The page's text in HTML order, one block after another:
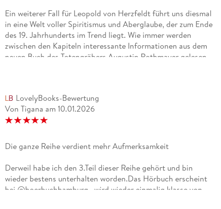
Ein weiterer Fall für Leopold von Herzfeldt führt uns diesmal
in eine Welt voller Spiritismus und Aberglaube, der zum Ende
des 19. Jahrhunderts im Trend liegt. Wie immer werden
zwischen den Kapiteln interessante Informationen aus dem
neuen Buch des Totengräbers Augustin Rothmayer gelesen,
immer seiner Zeit voraus, was Ermittlungsmethoden angeht.
Viele Orte kennt man von eigenen Besuchen in Wien. Das
Wiener Schmäh bringt der Sprecher genial rüber und es
beteiligten. Der Leopold hat es als Piefke auch nicht leicht
mit den Kollegen und seine Beziehung läuft eher schlecht als
recht. Besonders ist in diesem Fall, dass sogar eine berühmte
Persönlichkeit mit von der Partie ist, über die ich durch das
Hörbuch noch einiges erfahren durfte. Zwar ist der Fall nicht
LovelyBooks-Bewertung
Von Tigana am 10.01.2026
Die ganze Reihe verdient mehr Aufmerksamkeit
Derweil habe ich den 3.Teil dieser Reihe gehört und bin
wieder bestens unterhalten worden.Das Hörbuch erscheint
bei @hoerbuchhamburg , wird wieder einmalig klasse von